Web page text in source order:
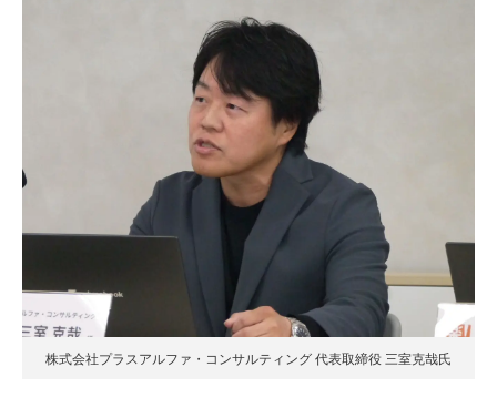
株式会社プラスアルファ・コンサルティング 代表取締役 三室克哉氏